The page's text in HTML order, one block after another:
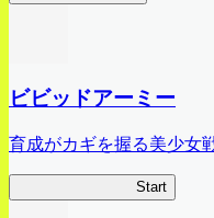
ビビッドアーミー
育成がカギを握る美少女
Start